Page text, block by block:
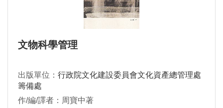
文物科學管理
出版單位： 行政院文化建設委員會文化資產總管理處
籌備處
作/編/譯者：周寶中著